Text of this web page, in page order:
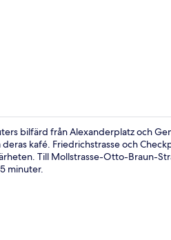
bilfärd från Alexanderplatz och
kafé. Friedrichstrasse och
Till Mollstrasse-Otto-Braun-
minuter.